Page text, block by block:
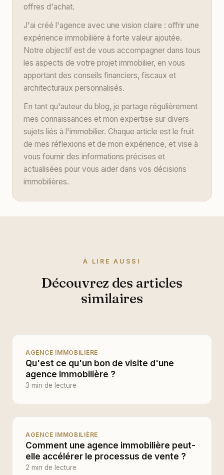
offres d'achat.
J'ai créé l'agence avec une vision claire : offrir une
expérience immobilière à forte valeur ajoutée.
Notre objectif est de vous accompagner dans tous
les aspects de votre projet immobilier, en vous
apportant des conseils financiers, fiscaux et
architecturaux personnalisés.
En tant qu'auteur du blog, je partage régulièrement
mes connaissances et mon expertise sur divers
sujets liés à l'immobilier. Chaque article est le fruit
de mes réflexions et de mon expérience, et vise à
vous fournir des informations précises et
actualisées pour vous aider dans vos décisions
immobilières.
À LIRE AUSSI
Découvrez des articles
similaires
AGENCE IMMOBILIÈRE
Qu'est ce qu'un bon de visite d'une
agence immobilière ?
3 min de lecture
AGENCE IMMOBILIÈRE
Comment une agence immobilière peut-
elle accélérer le processus de vente ?
2 min de lecture